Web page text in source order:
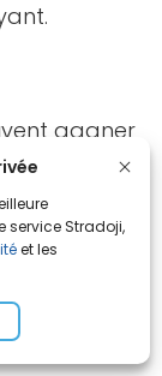
service Stradoji,
et les
gagner
à
pour les
comme